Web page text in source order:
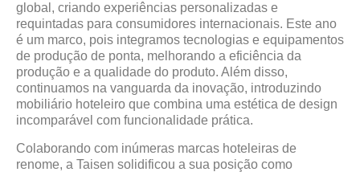
global, criando experiências personalizadas e
requintadas para consumidores internacionais. Este ano
é um marco, pois integramos tecnologias e equipamentos
de produção de ponta, melhorando a eficiência da
produção e a qualidade do produto. Além disso,
continuamos na vanguarda da inovação, introduzindo
mobiliário hoteleiro que combina uma estética de design
incomparável com funcionalidade prática.
Colaborando com inúmeras marcas hoteleiras de
renome, a Taisen solidificou a sua posição como